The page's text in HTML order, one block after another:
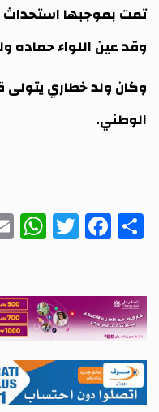
تمت بموجبها
وقد عين اللواء حماده
وكان ولد خطاري يتولى
الوطني.
Share